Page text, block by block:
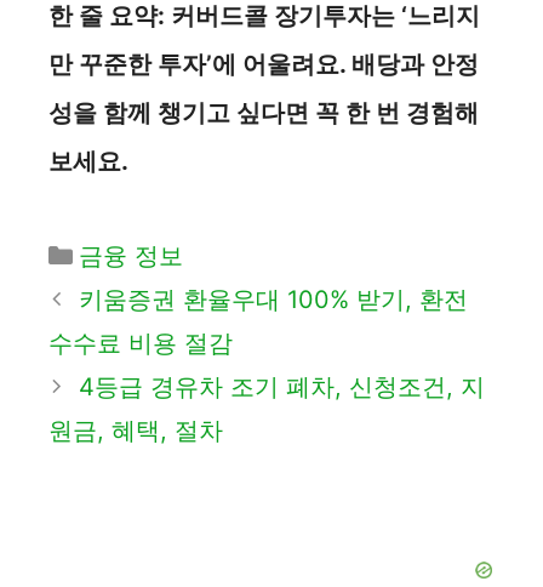
한 줄 요약: 커버드콜 장기투자는 ‘느리지
만 꾸준한 투자’에 어울려요. 배당과 안정
성을 함께 챙기고 싶다면 꼭 한 번 경험해
보세요.
카
테
리
금융 정보
키움증권 환율우대 100% 받기, 환전
수수료 비용 절감
4등급 경유차 조기 폐차, 신청조건, 지
원금, 혜택, 절차